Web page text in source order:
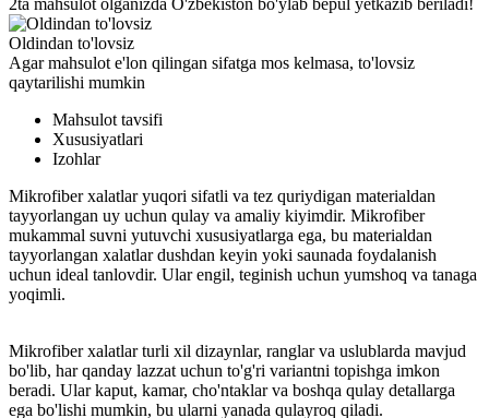
Oldindan to'lovsiz
Agar mahsulot e'lon qilingan sifatga mos kelmasa, to'lovsiz
qaytarilishi mumkin
Mahsulot tavsifi
Xususiyatlari
Izohlar
Mikrofiber xalatlar yuqori sifatli va tez quriydigan materialdan
tayyorlangan uy uchun qulay va amaliy kiyimdir. Mikrofiber
mukammal suvni yutuvchi xususiyatlarga ega, bu materialdan
tayyorlangan xalatlar dushdan keyin yoki saunada foydalanish
uchun ideal tanlovdir. Ular engil, teginish uchun yumshoq va tanaga
yoqimli.
Mikrofiber xalatlar turli xil dizaynlar, ranglar va uslublarda mavjud
bo'lib, har qanday lazzat uchun to'g'ri variantni topishga imkon
beradi. Ular kaput, kamar, cho'ntaklar va boshqa qulay detallarga
ega bo'lishi mumkin, bu ularni yanada qulayroq qiladi.